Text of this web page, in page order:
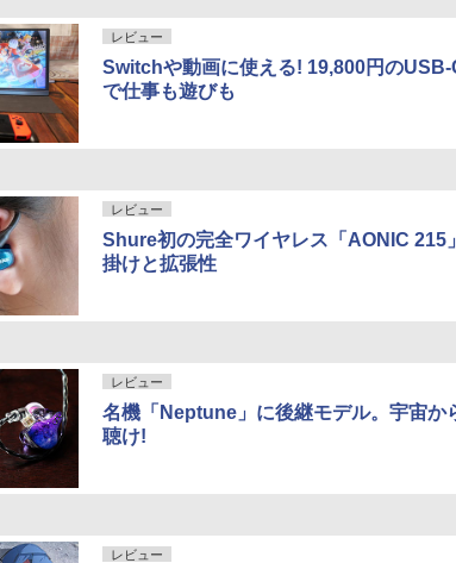
レビュー
Switchや動画に使える! 19,800円のUSB-
で仕事も遊びも
レビュー
Shure初の完全ワイヤレス「AONIC 215
掛けと拡張性
レビュー
名機「Neptune」に後継モデル。宇宙か
聴け!
レビュー